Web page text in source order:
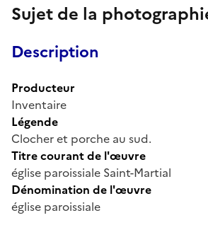
Sujet de la
Description
Producteur
Inventaire
Légende
Clocher et porche au sud.
Titre courant de l'œuvre
église paroissiale Saint-Martial
Dénomination de l'œuvre
église paroissiale